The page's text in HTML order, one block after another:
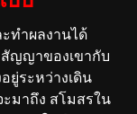
ทำผลงานได้
สัญญาของเขากับ
ยู่ระหว่างเดิน
มาถึง สโมสรใน